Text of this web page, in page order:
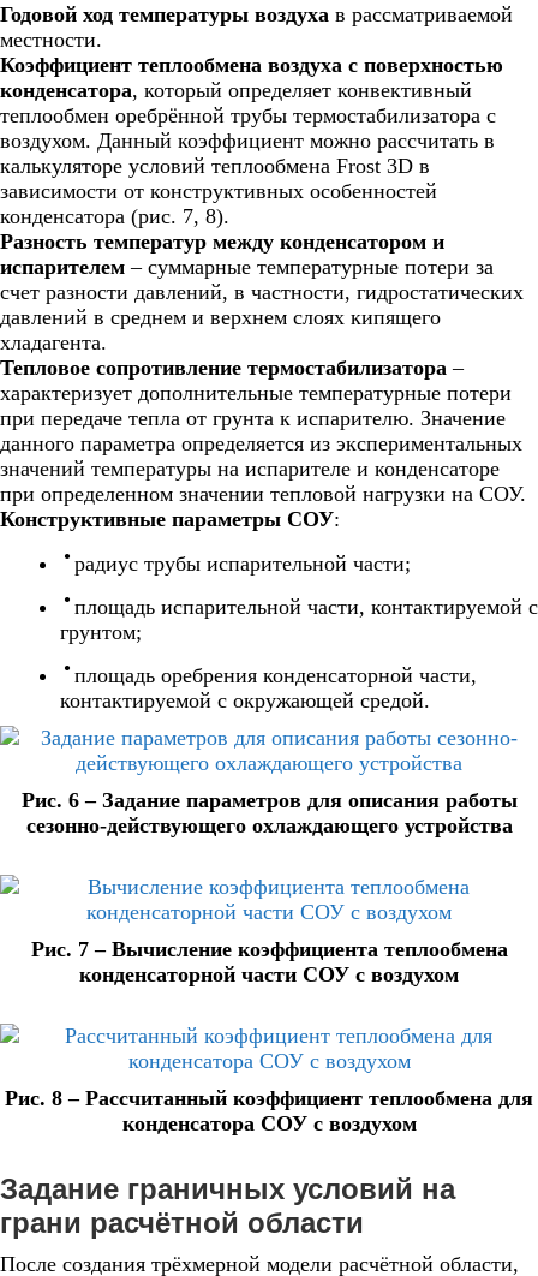
Годовой ход температуры воздуха в рассматриваемой
местности.
Коэффициент теплообмена воздуха с поверхностью
конденсатора, который определяет конвективный
теплообмен оребрённой трубы термостабилизатора с
воздухом. Данный коэффициент можно рассчитать в
калькуляторе условий теплообмена Frost 3D в
зависимости от конструктивных особенностей
конденсатора (рис. 7, 8).
Разность температур между конденсатором и
испарителем– суммарные температурные потери за
счет разности давлений, в частности, гидростатических
давлений в среднем и верхнем слоях кипящего
хладагента.
Тепловое сопротивление термостабилизатора –
характеризует дополнительные температурные потери
при передаче тепла от грунта к испарителю. Значение
данного параметра определяется из экспериментальных
значений температуры на испарителе и конденсаторе
при определенном значении тепловой нагрузки на СОУ.
Конструктивные параметры СОУ:
радиус трубы испарительной части;
площадь испарительной части, контактируемой с
грунтом;
площадь оребрения конденсаторной части,
контактируемой с окружающей средой.
Рис. 6 – Задание параметров для описания работы
сезонно-действующего охлаждающего устройства
Рис. 7 – Вычисление коэффициента теплообмена
конденсаторной части СОУ с воздухом
Рис. 8 – Рассчитанный коэффициент теплообмена для
конденсатора СОУ с воздухом
Задание граничных условий на
грани расчётной области
После создания трёхмерной модели расчётной области,